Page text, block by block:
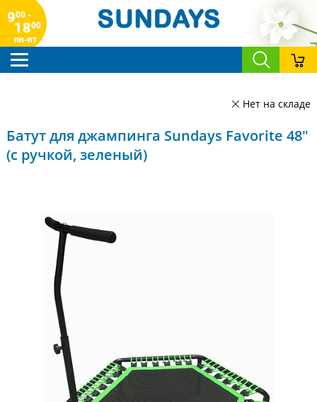
900 -
1800
пн-пт
Нет на складе
Батут для джампинга Sundays Favorite 48"
(с ручкой, зеленый)